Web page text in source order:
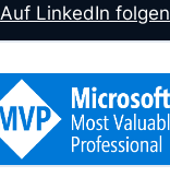
Auf LinkedIn folgen